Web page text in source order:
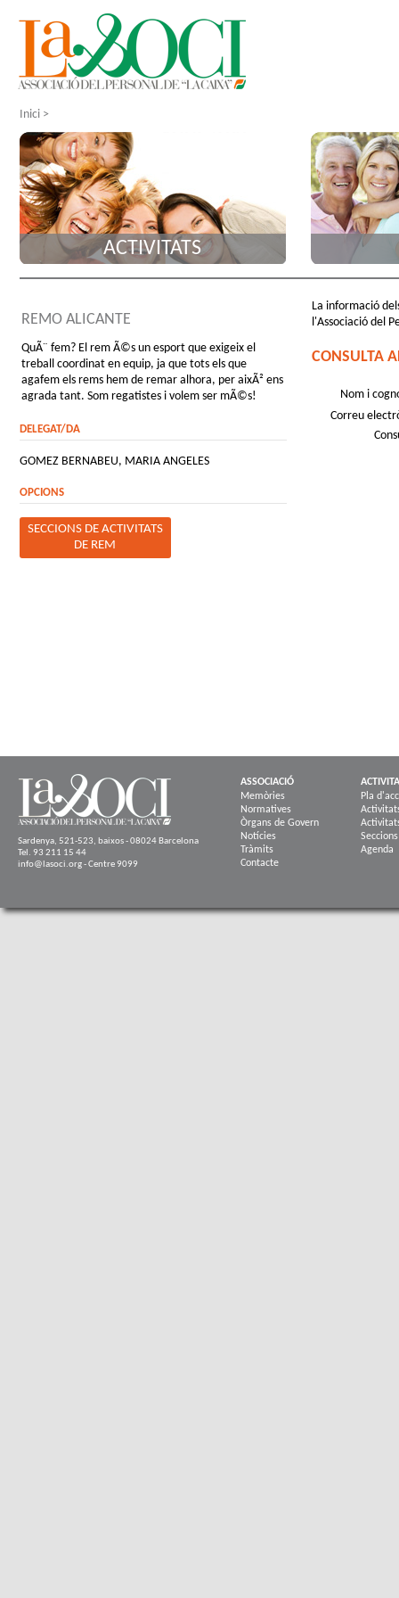
Inici >
ACTIVITATS
REMO ALICANTE
QuÃ¨ fem? El rem Ã©s un esport que exigeix el
treball coordinat en equip, ja que tots els que
agafem els rems hem de remar alhora, per aixÃ² ens
agrada tant. Som regatistes i volem ser mÃ©s!
DELEGAT/DA
GOMEZ BERNABEU, MARIA ANGELES
OPCIONS
SECCIONS DE ACTIVITATS
DE REM
La informació
l'Associació del
CONSULTA
Nom i
Correu
Sardenya, 521-523, baixos - 08024 Barcelona
Tel. 93 211 15 44
info@lasoci.org - Centre 9099
ASSOCIACIÓ
Memòries
Normatives
Òrgans de Govern
Notícies
Tràmits
Contacte
Pla
Seccions
Agenda